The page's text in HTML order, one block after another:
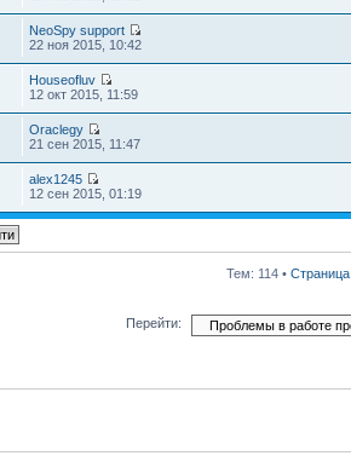
NeoSpy support
22 ноя 2015, 10:42
Houseofluv
12 окт 2015, 11:59
Oraclegy
21 сен 2015, 11:47
alex1245
12 сен 2015, 01:19
Тем: 114 • Страница
Перейти: